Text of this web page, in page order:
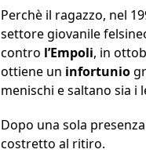
Perchè il ragazzo, nel
settore giovanile
contro l’Empoli, in
ottiene un infortunio
menischi e saltano sia
Dopo una sola
costretto al ritiro.